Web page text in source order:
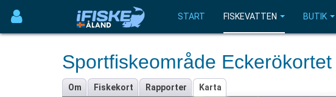
START FISKEVATTEN BUTIK
Sportfiskeområde Eckerökortet
Om Fiskekort Rapporter Karta